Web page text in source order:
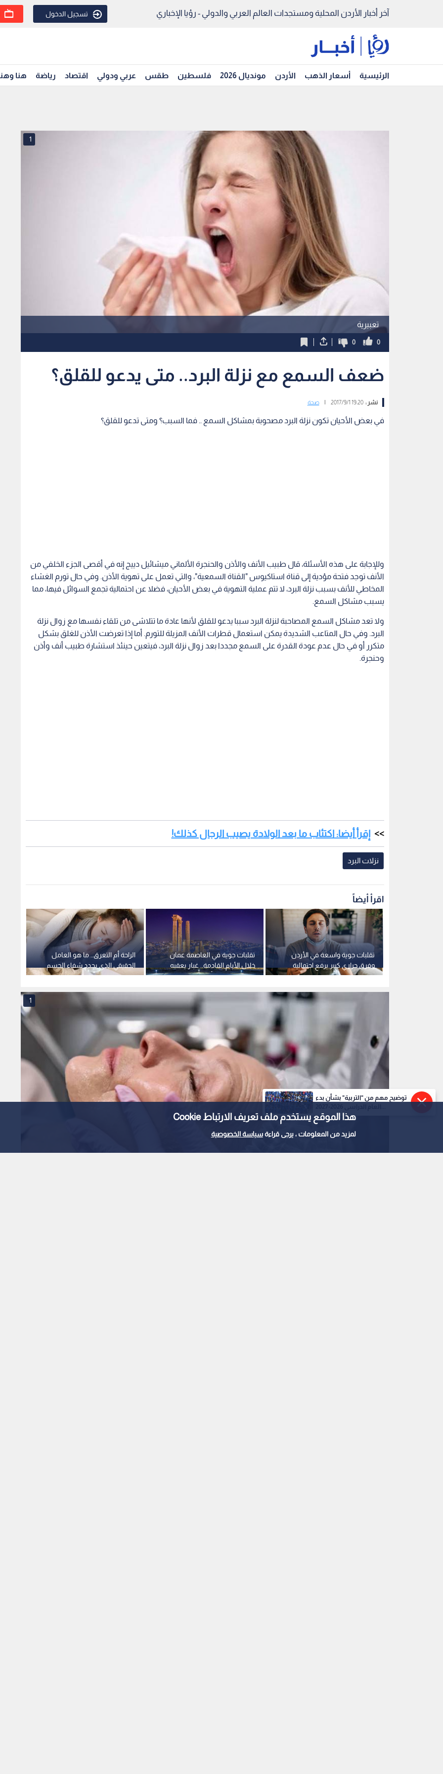
آخر أخبار الأردن المحلية ومستجدات العالم العربي والدولي - رؤيا الإخباري تسجيل الدخول
هذا الموقع يستخدم ملف تعريف الارتباط Cookie
لمزيد من المعلومات ، يرجى قراءةسياسة الخصوصية
الرئيسية أسعار الذهب الأردن مونديال 2026 فلسطين طقس عربي ودولي اقتصاد رياضة هنا
تعبيرية
1
0
0
ضعف السمع مع نزلة البرد.. متى يدعو للقلق؟
نشر :19:20 2017/9/1 صحة
في بعض الأحيان تكون نزلة البرد مصحوبة بمشاكل السمع .. فما السبب؟ ومتى تدعو للقلق؟
وللإجابة على هذه الأسئلة، قال طبيب الأنف والأذن والحنجرة الألماني ميشائيل دييج إنه في أقصى الجزء الخلفي من
الأنف توجد فتحة مؤدية إلى قناة استاكيوس "القناة السمعية"، والتي تعمل على تهوية الأذن. وفي حال تورم الغشاء
المخاطي للأنف بسبب نزلة البرد، لا تتم عملية التهوية في بعض الأحيان، فضلا عن احتمالية تجمع السوائل فيها، مما
يسبب مشاكل السمع.
ولا تعد مشاكل السمع المصاحبة لنزلة البرد سببا يدعو للقلق لأنها عادة ما تتلاشى من تلقاء نفسها مع زوال نزلة
البرد. وفي حال المتاعب الشديدة يمكن استعمال قطرات الأنف المزيلة للتورم. أما إذا تعرضت الأذن للغلق بشكل
متكرر أو في حال عدم عودة القدرة على السمع مجددا بعد زوال نزلة البرد، فيتعين حينئذ استشارة طبيب أنف وأذن
وحنجرة.
إقرأ أيضا: اكتئاب ما بعد الولادة يصيب الرجال كذلك!
نزلات البرد
اقرأ أيضاً
الراحة أم التعرق.. ما هو العامل
الحقيقي الذي يحدد شفاء الجسم
من البرد؟
تقلبات جوية في العاصمة عمان
خلال الأيام القادمة.. غبار يعقبه
انخفاض حرارة وأمطار
تقلبات جوية واسعة في الأردن
وفرق حراري كبير يرفع احتمالية
الإصابة بنزلات البرد
1
توضيح مهم من "التربية" بشأن بدء